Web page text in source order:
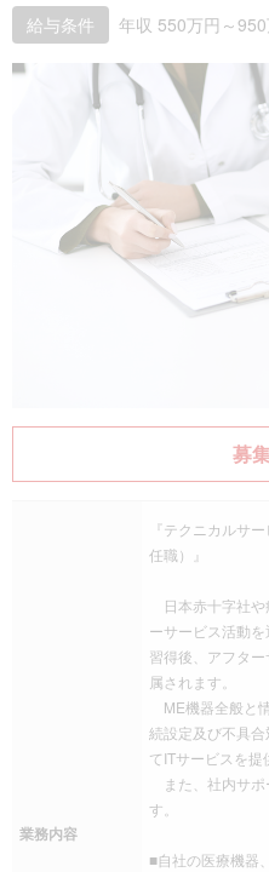
給与条件 年収 550万円～950
募
業務内容
『テクニカルサ
任職）』
日本赤十字社や
ーサービス活動
習得後、アフタ
属されます。
ME機器全般と
続設定及び不具
てITサービスを提
また、社内サポ
す。
■自社の医療機器